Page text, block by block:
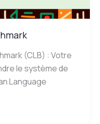
(CLB) : Votre
le système de
Language